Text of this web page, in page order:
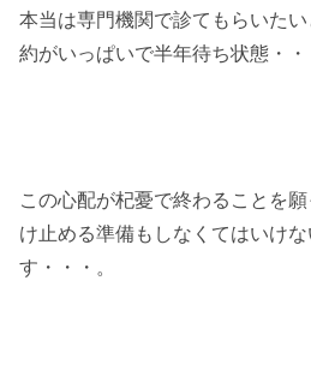
本当は専門機関で診てもらいた
約がいっぱいで半年待ち状態・・
この心配が杞憂で終わることを
け止める準備もしなくてはいけ
す・・・。